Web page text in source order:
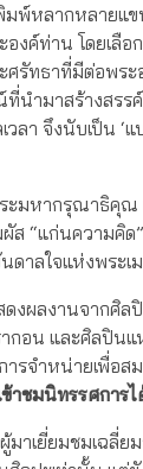
พ์หลากหลายแข
ค์ท่าน โดยเลือ
ศรัทธาที่มีต่อพระ
นำมาสร้างสรร
ลา จึงนับเป็น ‘
ะมหากรุณาธิคุณ
ส “แก่นความคิ
าลใจแห่งพระ
งผลงานจากศิ
กอน และศิลปิน
ารจำหน่ายเพื่อ
ข้าชมนิทรรศกา
าเยี่ยมชมเฉลี่ย